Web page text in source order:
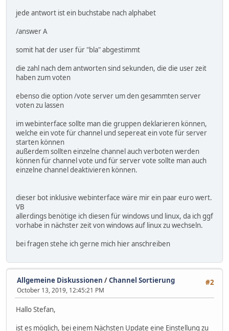
jede antwort ist ein buchstabe nach alphabet
/answer A
somit hat der user für "bla" abgestimmt
die zahl nach dem antworten sind sekunden, die die user zeit
haben zum voten
ebenso die option /vote server um den gesammten server
voten zu lassen
im webinterface sollte man die gruppen deklarieren können,
welche ein vote für channel und sepereat ein vote für server
starten können
außerdem sollten einzelne channel auch verboten werden
können für channel vote und für server vote sollte man auch
einzelne channel deaktivieren können.
dieser bot inklusive webinterface wäre mir ein paar euro wert.
VB
allerdings benötige ich diesen für windows und linux, da ich ggf
vorhabe in nächster zeit von windows auf linux zu wechseln.
bei fragen stehe ich gerne mich hier anschreiben
#2
Allgemeine Diskussionen /Channel Sortierung
October 13, 2019, 12:45:21 PM
Hallo Stefan,
ist es möglich, bei einem Nächsten Update eine Einstellung zu